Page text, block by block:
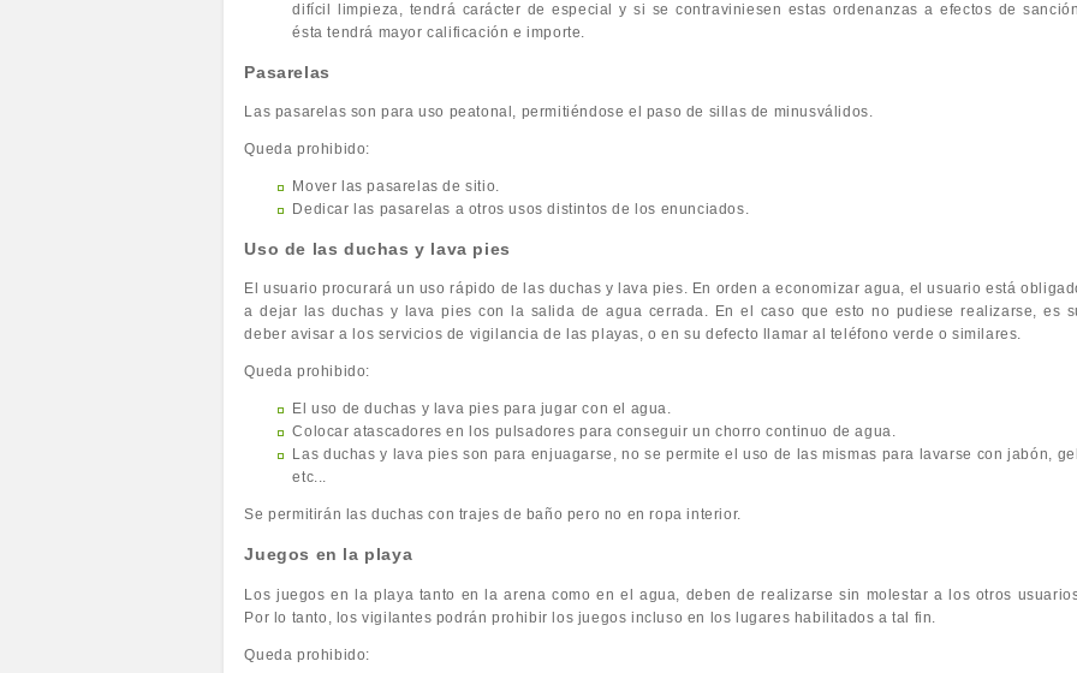
difícil limpieza, tendrá carácter de especial y si se contraviniesen estas ordenanzas a efectos de
ésta tendrá mayor calificación e importe.
Pasarelas
Las pasarelas son para uso peatonal, permitiéndose el paso de sillas de minusválidos.
Queda prohibido:
Mover las pasarelas de sitio.
Dedicar las pasarelas a otros usos distintos de los enunciados.
Uso de las duchas y lava pies
El usuario procurará un uso rápido de las duchas y lava pies. En orden a economizar agua, el usuario está
a dejar las duchas y lava pies con la salida de agua cerrada. En el caso que esto no pudiese realizarse, es
deber avisar a los servicios de vigilancia de las playas, o en su defecto llamar al teléfono verde o similares.
Queda prohibido:
El uso de duchas y lava pies para jugar con el agua.
Colocar atascadores en los pulsadores para conseguir un chorro continuo de agua.
Las duchas y lava pies son para enjuagarse, no se permite el uso de las mismas para lavarse con jabón,
etc...
Se permitirán las duchas con trajes de baño pero no en ropa interior.
Juegos en la playa
Los juegos en la playa tanto en la arena como en el agua, deben de realizarse sin molestar a los otros
Por lo tanto, los vigilantes podrán prohibir los juegos incluso en los lugares habilitados a tal fin.
Queda prohibido: